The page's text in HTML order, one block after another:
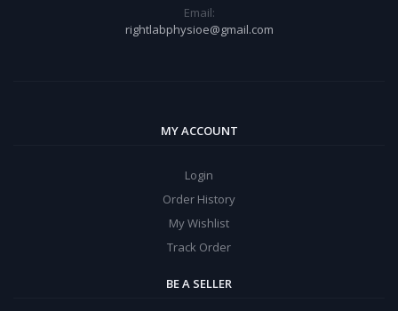
Email:
rightlabphysioe@gmail.com
MY ACCOUNT
Login
Order History
My Wishlist
Track Order
BE A SELLER